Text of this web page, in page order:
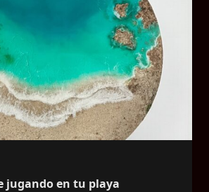
jugando en tu playa